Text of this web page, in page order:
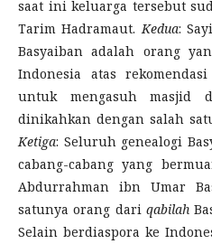
saat ini keluarga tersebut
Tarim Hadramaut. Kedua:
Basyaiban adalah orang
Indonesia atas
untuk mengasuh masjid
dinikahkan dengan salah
Ketiga: Seluruh genealogi
cabang-cabang yang
Abdurrahman ibn Umar
satunya orang dari qabilah
Selain berdiaspora ke